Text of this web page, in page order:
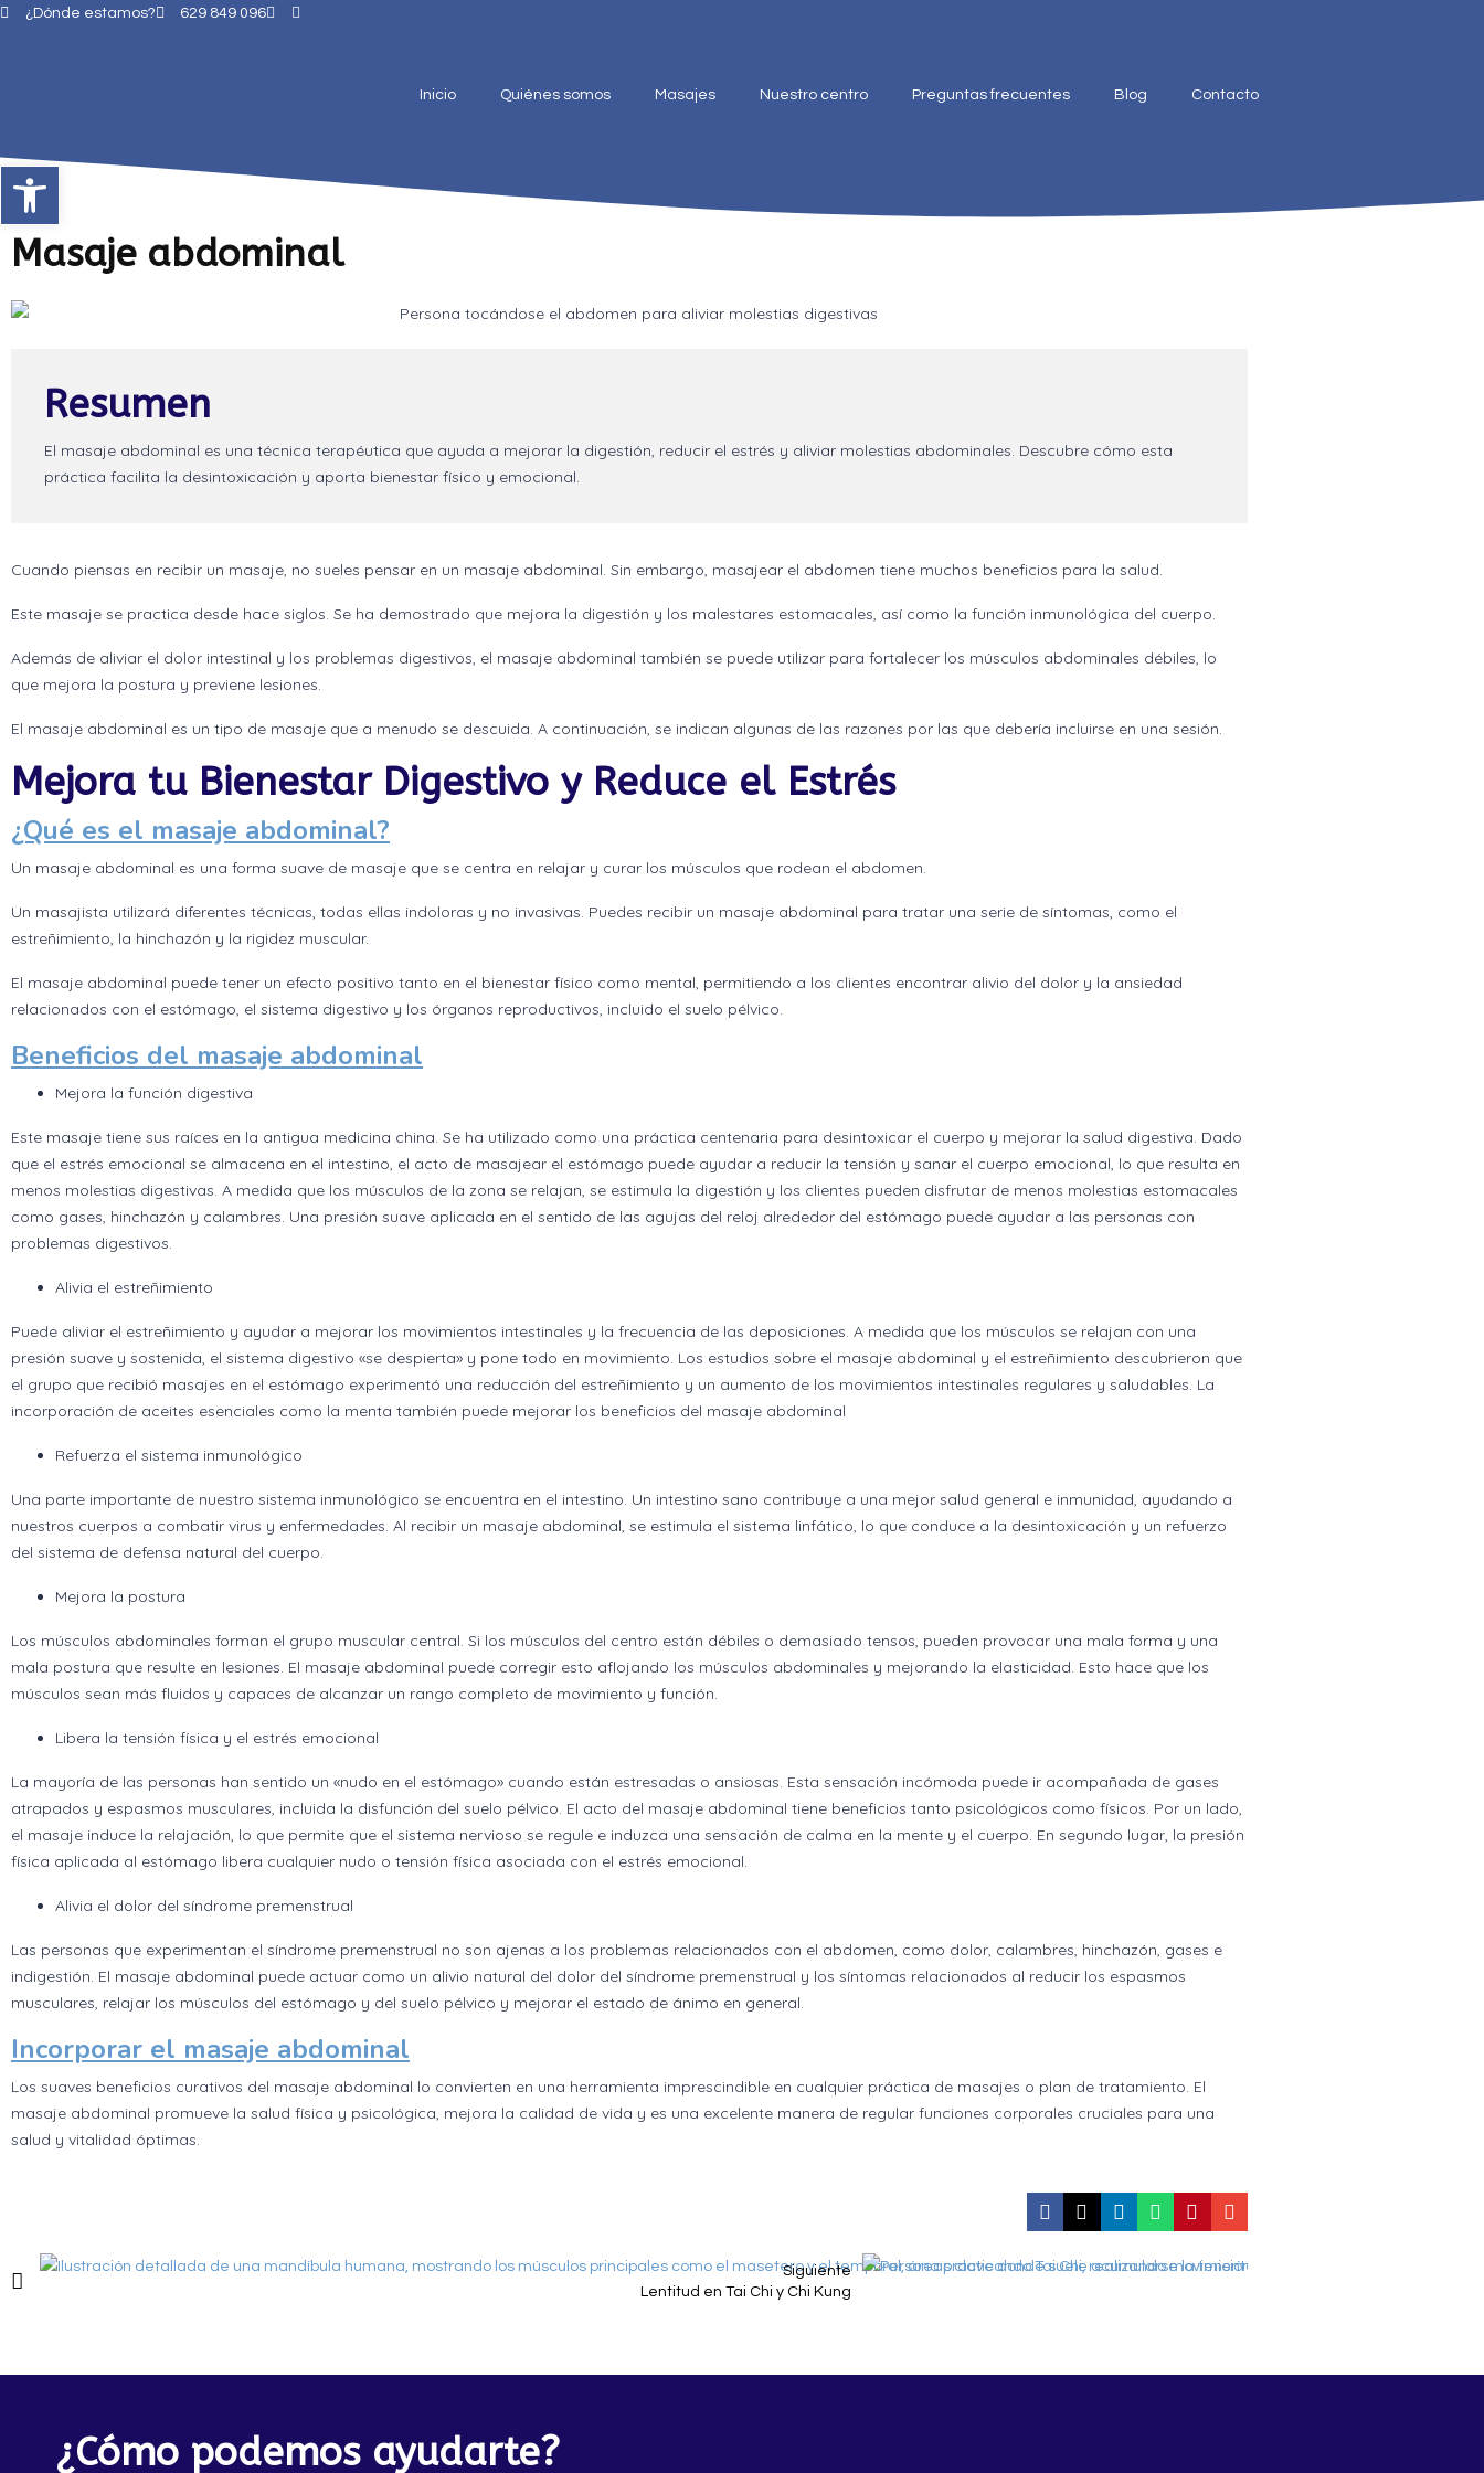
¿Dónde estamos? 629 849 096
Inicio Quiénes somos Masajes Nuestro centro Preguntas frecuentes Blog Contacto
Masaje abdominal
Resumen
El masaje abdominal es una técnica terapéutica que ayuda a mejorar la digestión, reducir el estrés y aliviar molestias abdominales. Descubre cómo esta
práctica facilita la desintoxicación y aporta bienestar físico y emocional.
Cuando piensas en recibir un masaje, no sueles pensar en un masaje abdominal. Sin embargo, masajear el abdomen tiene muchos beneficios para la salud.
Este masaje se practica desde hace siglos. Se ha demostrado que mejora la digestión y los malestares estomacales, así como la función inmunológica del cuerpo.
Además de aliviar el dolor intestinal y los problemas digestivos, el masaje abdominal también se puede utilizar para fortalecer los músculos abdominales débiles, lo
que mejora la postura y previene lesiones.
El masaje abdominal es un tipo de masaje que a menudo se descuida. A continuación, se indican algunas de las razones por las que debería incluirse en una sesión.
Mejora tu Bienestar Digestivo y Reduce el Estrés
¿Qué es el masaje abdominal?
Un masaje abdominal es una forma suave de masaje que se centra en relajar y curar los músculos que rodean el abdomen.
Un masajista utilizará diferentes técnicas, todas ellas indoloras y no invasivas. Puedes recibir un masaje abdominal para tratar una serie de síntomas, como el
estreñimiento, la hinchazón y la rigidez muscular.
El masaje abdominal puede tener un efecto positivo tanto en el bienestar físico como mental, permitiendo a los clientes encontrar alivio del dolor y la ansiedad
relacionados con el estómago, el sistema digestivo y los órganos reproductivos, incluido el suelo pélvico.
Beneficios del masaje abdominal
Mejora la función digestiva
Este masaje tiene sus raíces en la antigua medicina china. Se ha utilizado como una práctica centenaria para desintoxicar el cuerpo y mejorar la salud digestiva. Dado
que el estrés emocional se almacena en el intestino, el acto de masajear el estómago puede ayudar a reducir la tensión y sanar el cuerpo emocional, lo que resulta en
menos molestias digestivas. A medida que los músculos de la zona se relajan, se estimula la digestión y los clientes pueden disfrutar de menos molestias estomacales
como gases, hinchazón y calambres. Una presión suave aplicada en el sentido de las agujas del reloj alrededor del estómago puede ayudar a las personas con
problemas digestivos.
Alivia el estreñimiento
Puede aliviar el estreñimiento y ayudar a mejorar los movimientos intestinales y la frecuencia de las deposiciones. A medida que los músculos se relajan con una
presión suave y sostenida, el sistema digestivo «se despierta» y pone todo en movimiento. Los estudios sobre el masaje abdominal y el estreñimiento descubrieron que
el grupo que recibió masajes en el estómago experimentó una reducción del estreñimiento y un aumento de los movimientos intestinales regulares y saludables. La
incorporación de aceites esenciales como la menta también puede mejorar los beneficios del masaje abdominal
Refuerza el sistema inmunológico
Una parte importante de nuestro sistema inmunológico se encuentra en el intestino. Un intestino sano contribuye a una mejor salud general e inmunidad, ayudando a
nuestros cuerpos a combatir virus y enfermedades. Al recibir un masaje abdominal, se estimula el sistema linfático, lo que conduce a la desintoxicación y un refuerzo
del sistema de defensa natural del cuerpo.
Mejora la postura
Los músculos abdominales forman el grupo muscular central. Si los músculos del centro están débiles o demasiado tensos, pueden provocar una mala forma y una
mala postura que resulte en lesiones. El masaje abdominal puede corregir esto aflojando los músculos abdominales y mejorando la elasticidad. Esto hace que los
músculos sean más fluidos y capaces de alcanzar un rango completo de movimiento y función.
Libera la tensión física y el estrés emocional
La mayoría de las personas han sentido un «nudo en el estómago» cuando están estresadas o ansiosas. Esta sensación incómoda puede ir acompañada de gases
atrapados y espasmos musculares, incluida la disfunción del suelo pélvico. El acto del masaje abdominal tiene beneficios tanto psicológicos como físicos. Por un lado,
el masaje induce la relajación, lo que permite que el sistema nervioso se regule e induzca una sensación de calma en la mente y el cuerpo. En segundo lugar, la presión
física aplicada al estómago libera cualquier nudo o tensión física asociada con el estrés emocional.
Alivia el dolor del síndrome premenstrual
Las personas que experimentan el síndrome premenstrual no son ajenas a los problemas relacionados con el abdomen, como dolor, calambres, hinchazón, gases e
indigestión. El masaje abdominal puede actuar como un alivio natural del dolor del síndrome premenstrual y los síntomas relacionados al reducir los espasmos
musculares, relajar los músculos del estómago y del suelo pélvico y mejorar el estado de ánimo en general.
Incorporar el masaje abdominal
Los suaves beneficios curativos del masaje abdominal lo convierten en una herramienta imprescindible en cualquier práctica de masajes o plan de tratamiento. El
masaje abdominal promueve la salud física y psicológica, mejora la calidad de vida y es una excelente manera de regular funciones corporales cruciales para una
salud y vitalidad óptimas.
Siguiente
Lentitud en Tai Chi y Chi Kung
¿Cómo podemos ayudarte?
Abrir barra de herramientas